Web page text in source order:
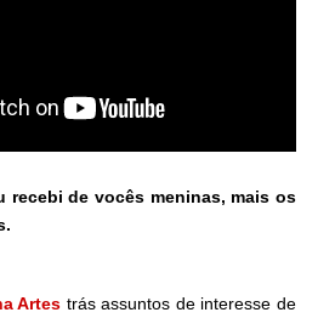
recebi de vocês meninas, mais os
Artes trás assuntos de interesse de